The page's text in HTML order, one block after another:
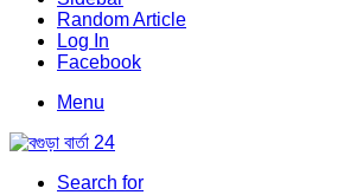
Random Article
Log In
Facebook
Menu
Search for